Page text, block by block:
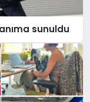
sunuldu